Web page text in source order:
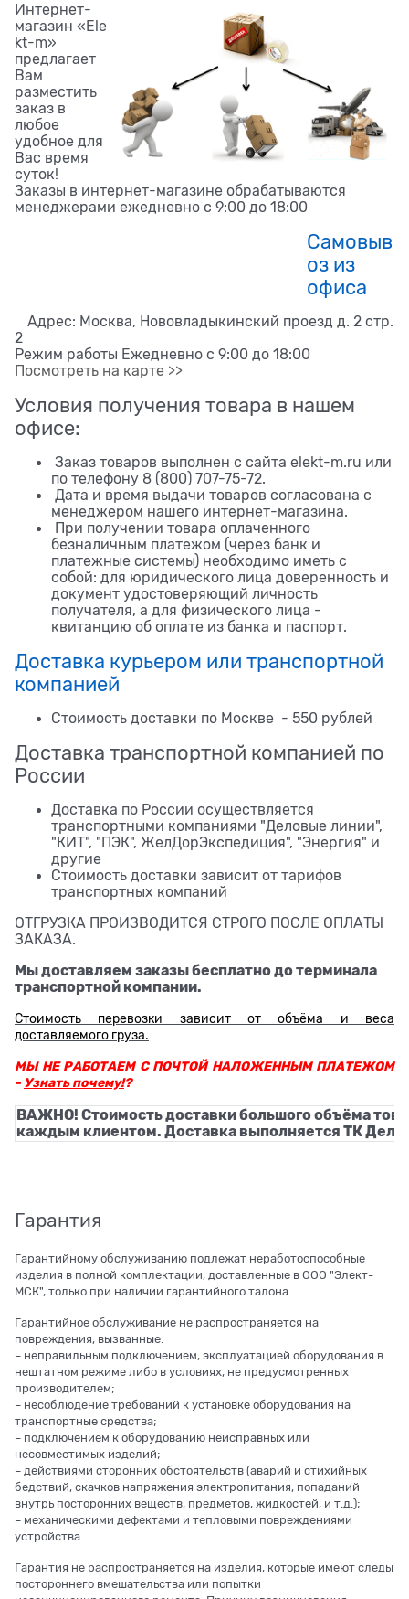
Интернет-
магазин «Ele
kt-m»
предлагает
Вам
разместить
заказ в
любое
удобное для
Вас время
суток!
Заказы в интернет-магазине обрабатываются
менеджерами ежедневно с 9:00 до 18:00
Самовыв
оз из
офиса
Адрес: Москва, Нововладыкинский проезд д. 2 стр.
2
Режим работы Ежедневно с 9:00 до 18:00
Посмотреть на карте >>
Условия получения товара в нашем
офисе:
Заказ товаров выполнен с сайта elekt-m.ru или
по телефону 8 (800) 707-75-72.
Дата и время выдачи товаров согласована с
менеджером нашего интернет-магазина.
При получении товара оплаченного
безналичным платежом (через банк и
платежные системы) необходимо иметь с
собой: для юридического лица доверенность и
документ удостоверяющий личность
получателя, а для физического лица -
квитанцию об оплате из банка и паспорт.
Доставка курьером или транспортной
компанией
Стоимость доставки по Москве - 550 рублей
Доставка транспортной компанией по
России
Доставка по России осуществляется
транспортными компаниями "Деловые линии",
"КИТ", "ПЭК", ЖелДорЭкспедиция", "Энергия" и
другие
Стоимость доставки зависит от тарифов
транспортных компаний
ОТГРУЗКА ПРОИЗВОДИТСЯ СТРОГО ПОСЛЕ ОПЛАТЫ
ЗАКАЗА.
Мы доставляем заказы бесплатно до терминала
транспортной компании.
Стоимость перевозки зависит от объёма и веса
доставляемого груза.
МЫ НЕ РАБОТАЕМ С ПОЧТОЙ НАЛОЖЕННЫМ ПЛАТЕЖОМ
- Узнать почему!?
ВАЖНО! Стоимость доставки большого объёма
каждым клиентом. Доставка выполняется ТК
Гарантия
Гарантийному обслуживанию подлежат неработоспособные
изделия в полной комплектации, доставленные в ООО "Элект-
МСК", только при наличии гарантийного талона.
Гарантийное обслуживание не распространяется на
повреждения, вызванные:
– неправильным подключением, эксплуатацией оборудования в
нештатном режиме либо в условиях, не предусмотренных
производителем;
– несоблюдение требований к установке оборудования на
транспортные средства;
– подключением к оборудованию неисправных или
несовместимых изделий;
– действиями сторонних обстоятельств (аварий и стихийных
бедствий, скачков напряжения электропитания, попаданий
внутрь посторонних веществ, предметов, жидкостей, и т.д.);
– механическими дефектами и тепловыми повреждениями
устройства.
Гарантия не распространяется на изделия, которые имеют следы
постороннего вмешательства или попытки